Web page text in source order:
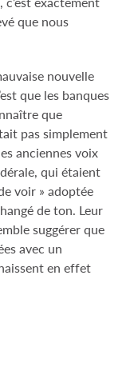
que nous
nouvelle
que les banques
que
pas simplement
anciennes voix
qui étaient
voir » adoptée
de ton. Leur
suggérer que
avec un
en effet